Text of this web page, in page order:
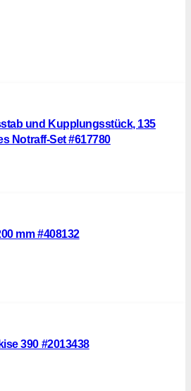
und Kupplungsstück, 135
Notraff-Set #617780
mm #408132
390 #2013438